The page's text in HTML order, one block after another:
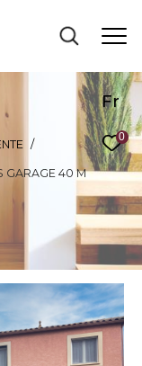
Fr
0
GARAGE 40 M